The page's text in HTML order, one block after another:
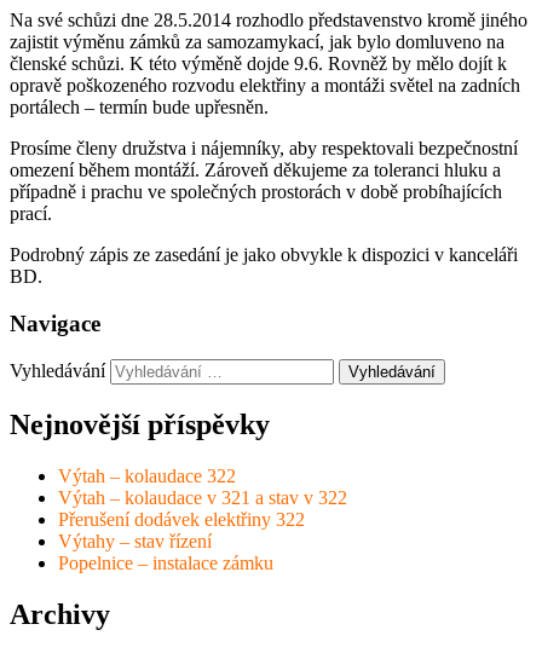
Na své schůzi dne 28.5.2014 rozhodlo představenstvo kromě jiného
zajistit výměnu zámků za samozamykací, jak bylo domluveno na
členské schůzi. K této výměně dojde 9.6. Rovněž by mělo dojít k
opravě poškozeného rozvodu elektřiny a montáži světel na zadních
portálech – termín bude upřesněn.
Prosíme členy družstva i nájemníky, aby respektovali bezpečnostní
omezení během montáží. Zároveň děkujeme za toleranci hluku a
případně i prachu ve společných prostorách v době probíhajících
prací.
Podrobný zápis ze zasedání je jako obvykle k dispozici v kanceláři
BD.
Navigace
Vyhledávání
Nejnovější příspěvky
Výtah – kolaudace 322
Výtah – kolaudace v 321 a stav v 322
Přerušení dodávek elektřiny 322
Výtahy – stav řízení
Popelnice – instalace zámku
Archivy